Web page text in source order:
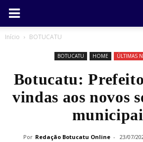
Início BOTUCATU
BOTUCATU HOME ÚLTIMAS
Botucatu:
vindas aos novos
Por Redação Botucatu Online - 23/07/